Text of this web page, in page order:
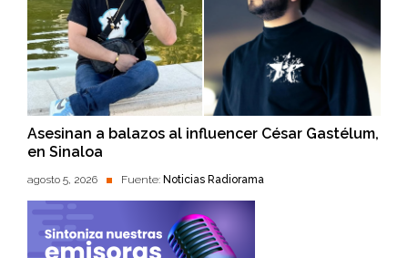
Asesinan a balazos al influencer César Gastélum,
en Sinaloa
agosto 5, 2026 Fuente: Noticias Radiorama